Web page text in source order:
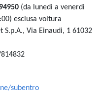
(da lunedì a venerdì
esclusa voltura
Via Einaudi, 1 61032
subentro